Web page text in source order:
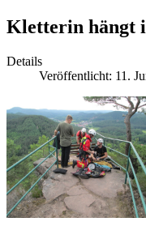
Kletterin hängt
Details
Veröffentlicht: 11.